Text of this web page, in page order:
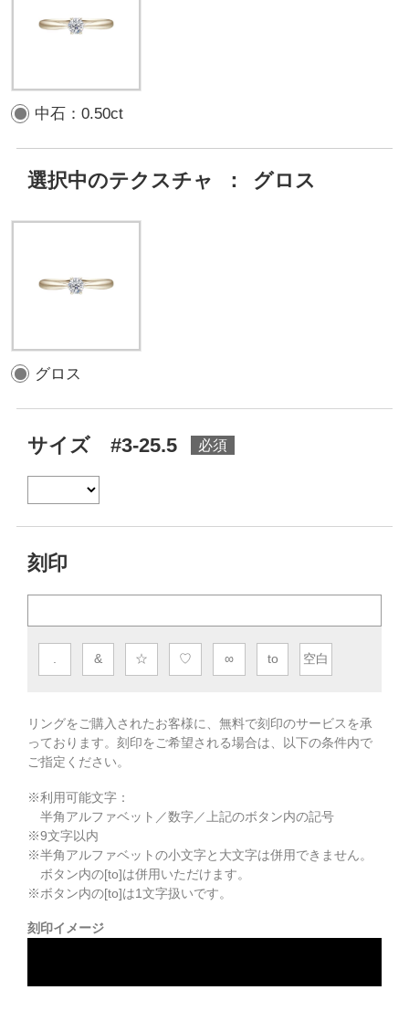
中石：0.50ct
選択中のテクスチャ ： グロス
グロス
サイズ #3-25.5
刻印
. & ☆ ♡ ∞ to 空白
リングをご購入されたお客様に、無料で刻印のサービスを承
っております。 刻印をご希望される場合は、以下の条件内で
ご指定ください。
※利用可能文字：
半角アルファベット／数字／上記のボタン内の記号
※9文字以内
※半角アルファベットの小文字と大文字は併用できません。
ボタン内の[to]は併用いただけます。
※ボタン内の[to]は1文字扱いです。
刻印イメージ